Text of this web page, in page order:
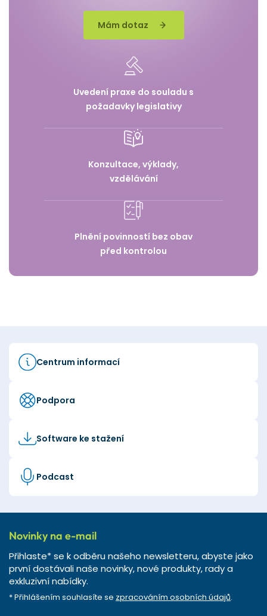
Mám dotaz
Uvedení praxe do souladu s
požadavky legislativy
Konzultace, výklady,
vzdělávání
Plnění povinností bez obav
před kontrolou
Centrum informací
Podpora
Software ke stažení
Podcast
Novinky na e-mail
Přihlaste* se k odběru našeho newsletteru, abyste jako
první dostávali naše novinky, nové produkty, rady a
exkluzivní nabídky.
* Přihlášením souhlasíte se zpracováním osobních údajů.